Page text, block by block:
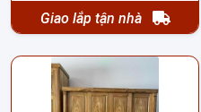
Giao lắp tận nhà